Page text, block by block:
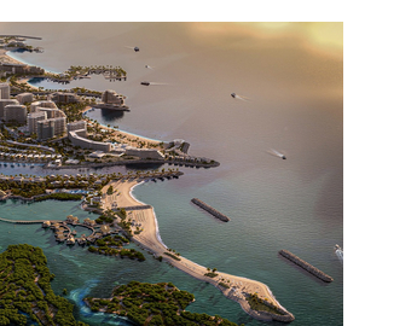
FMS 2026
FEATURED
สูงเป็นพิเศษสำหรับการใช้งานด้านปัญญาประดิษฐ์ (AI)